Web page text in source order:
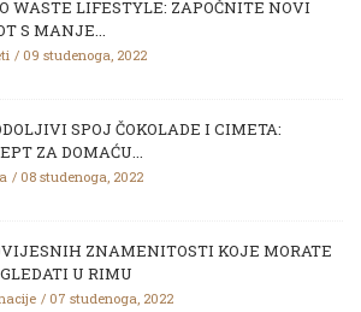
WASTE LIFESTYLE: ZAPOČNITE NOVI
S MANJE...
09 studenoga, 2022
SPOJ ČOKOLADE I CIMETA:
ZA DOMAĆU...
08 studenoga, 2022
ZNAMENITOSTI KOJE MORATE
U RIMU
07 studenoga, 2022